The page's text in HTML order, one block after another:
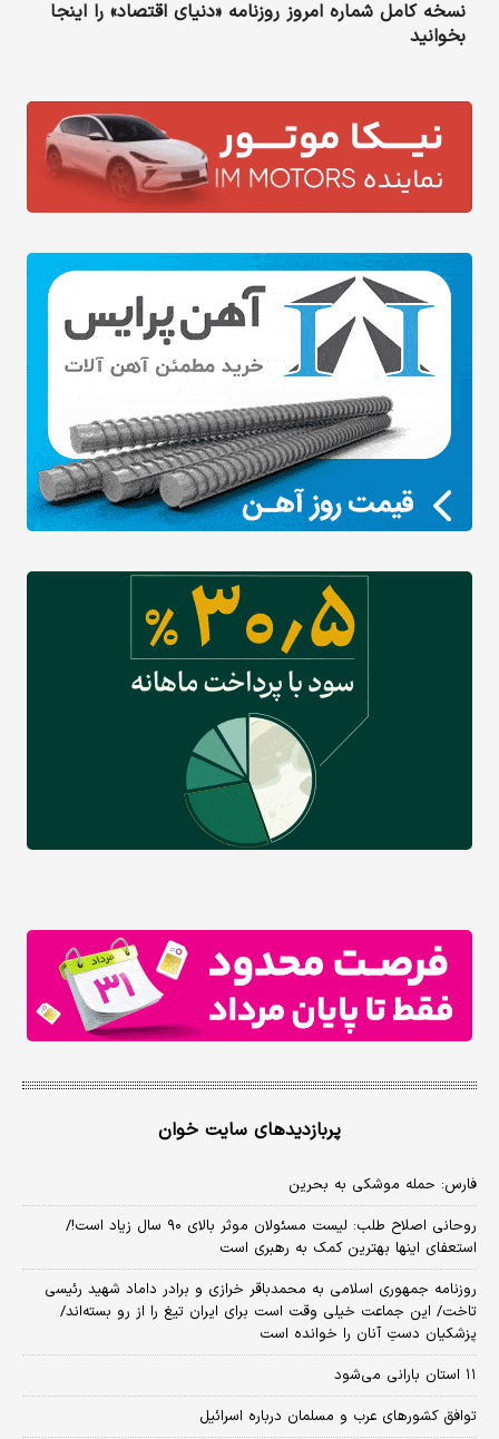
نسخه کامل شماره امروز روزنامه «دنیای‌ اقتصاد» را اینجا
بخوانید
پربازدیدهای سایت خوان
فارس: حمله موشکی به بحرین
روحانی اصلاح طلب: ‌لیست مسئولان موثر بالای ۹۰ سال زیاد است!/
استعفای اینها بهترین کمک به رهبری است
روزنامه جمهوری اسلامی به محمدباقر خرازی و برادر داماد شهید رئیسی
تاخت/ این جماعت خیلی وقت است برای ایران تیغ را از رو بسته‌اند/
پزشکیان دستِ آنان را خوانده است
۱۱ استان بارانی می‌شود
توافق کشورهای عرب و مسلمان درباره اسرائیل